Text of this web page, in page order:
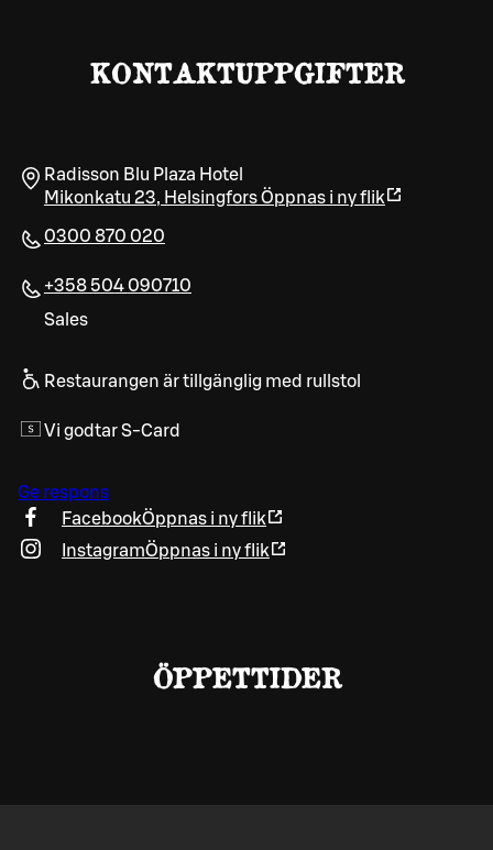
KONTAKTUPPGIFTER
Radisson Blu Plaza Hotel
Mikonkatu 23, HelsingforsÖppnas i ny flik
0300 870 020
+358 504 090710
Sales
Restaurangen är tillgänglig med rullstol
Vi godtar S-Card
Ge respons
FacebookÖppnas i ny flik
InstagramÖppnas i ny flik
ÖPPETTIDER